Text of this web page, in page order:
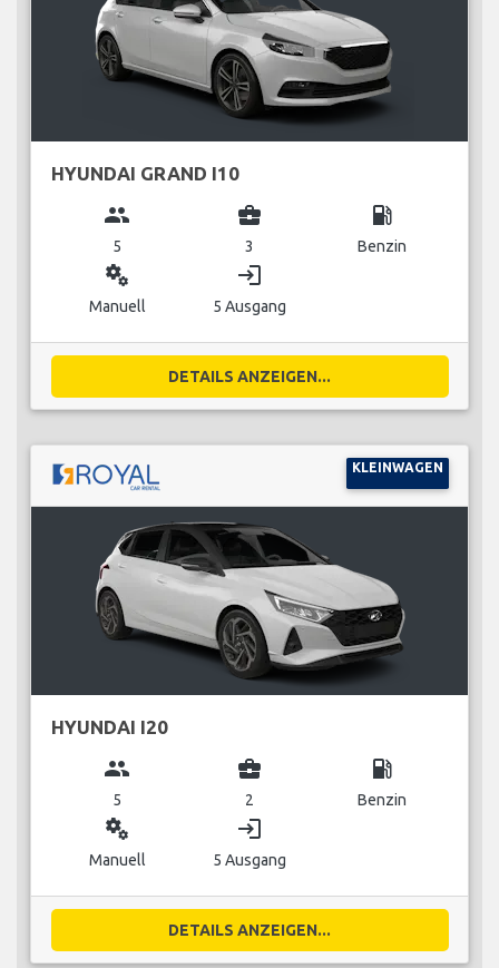
HYUNDAI GRAND I10
group
5
business_center
3
local_gas_station
Benzin
miscellaneous_services
Manuell
login
5 Ausgang
DETAILS ANZEIGEN...
KLEINWAGEN
HYUNDAI I20
group
5
business_center
2
local_gas_station
Benzin
miscellaneous_services
Manuell
login
5 Ausgang
DETAILS ANZEIGEN...